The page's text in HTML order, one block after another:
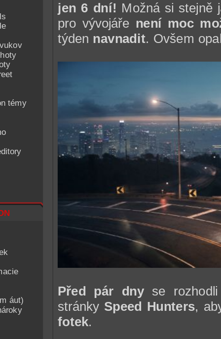
témy
áut)
jen 6 dní! Možná si
pro vývojáře není moc
týden navnadit. Ovšem
Před pár dny se
stránky Speed Hunters,
fotek.